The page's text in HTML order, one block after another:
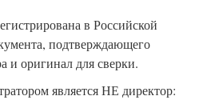
в Российской
подтверждающего
и оригинал для сверки.
является НЕ директор: